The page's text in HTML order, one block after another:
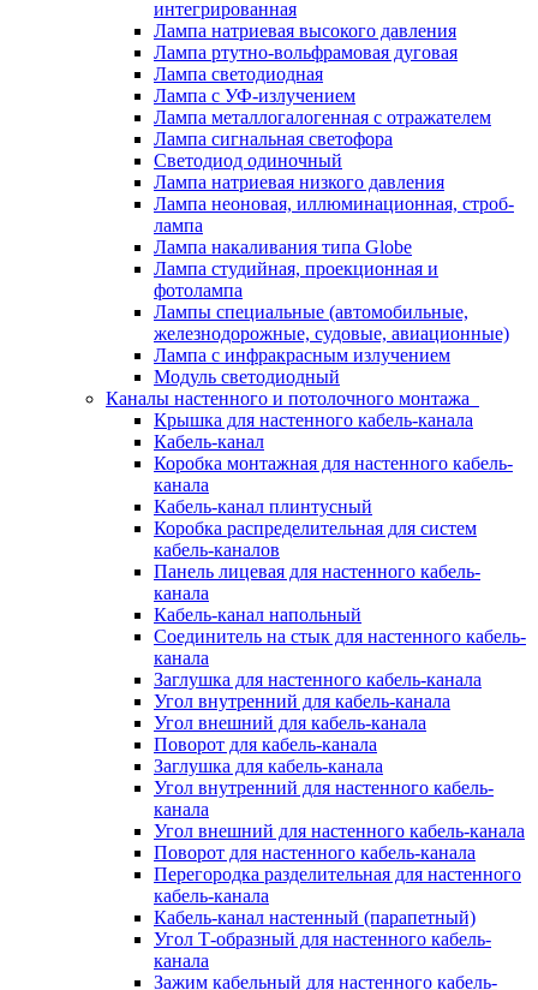
интегрированная
Лампа натриевая высокого давления
Лампа ртутно-вольфрамовая дуговая
Лампа светодиодная
Лампа с УФ-излучением
Лампа металлогалогенная с отражателем
Лампа сигнальная светофора
Светодиод одиночный
Лампа натриевая низкого давления
Лампа неоновая, иллюминационная, строб-
лампа
Лампа накаливания типа Globe
Лампа студийная, проекционная и
фотолампа
Лампы специальные (автомобильные,
железнодорожные, судовые, авиационные)
Лампа с инфракрасным излучением
Модуль светодиодный
Каналы настенного и потолочного монтажа
Крышка для настенного кабель-канала
Кабель-канал
Коробка монтажная для настенного кабель-
канала
Кабель-канал плинтусный
Коробка распределительная для систем
кабель-каналов
Панель лицевая для настенного кабель-
канала
Кабель-канал напольный
Соединитель на стык для настенного кабель-
канала
Заглушка для настенного кабель-канала
Угол внутренний для кабель-канала
Угол внешний для кабель-канала
Поворот для кабель-канала
Заглушка для кабель-канала
Угол внутренний для настенного кабель-
канала
Угол внешний для настенного кабель-канала
Поворот для настенного кабель-канала
Перегородка разделительная для настенного
кабель-канала
Кабель-канал настенный (парапетный)
Угол Т-образный для настенного кабель-
канала
Зажим кабельный для настенного кабель-